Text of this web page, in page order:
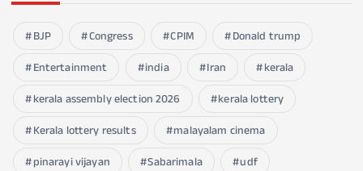
BJP Congress CPIM
Donald trump
Entertainment
india Iran
kerala
kerala assembly election 2026
kerala lottery
Kerala lottery results
malayalam cinema
pinarayi vijayan
Sabarimala udf